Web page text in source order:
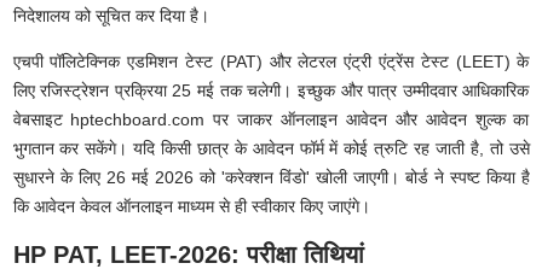
निदेशालय को सूचित कर दिया है।
एचपी पॉलिटेक्निक एडमिशन टेस्ट (PAT) और लेटरल एंट्री एंट्रेंस टेस्ट (LEET) के
लिए रजिस्ट्रेशन प्रक्रिया 25 मई तक चलेगी। इच्छुक और पात्र उम्मीदवार आधिकारिक
वेबसाइट hptechboard.com पर जाकर ऑनलाइन आवेदन और आवेदन शुल्क का
भुगतान कर सकेंगे। यदि किसी छात्र के आवेदन फॉर्म में कोई त्रुटि रह जाती है, तो उसे
सुधारने के लिए 26 मई 2026 को 'करेक्शन विंडो' खोली जाएगी। बोर्ड ने स्पष्ट किया है
कि आवेदन केवल ऑनलाइन माध्यम से ही स्वीकार किए जाएंगे।
HP PAT, LEET-2026: परीक्षा तिथियां